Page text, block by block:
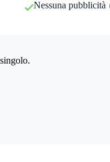
Nessuna pubblicità